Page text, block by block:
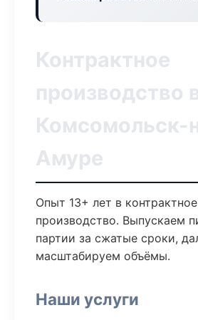
Контрактное
производство
Комсомольск-
Амуре
Опыт 13+ лет в контрактное
производство. Выпускаем
партии за сжатые сроки,
масштабируем объёмы.
Наши услуги